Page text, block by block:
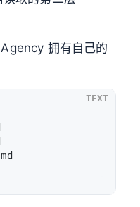
拥有自己的
TEXT